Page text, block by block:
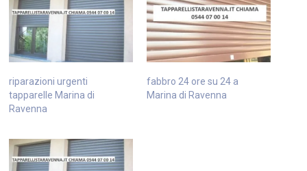
riparazioni urgenti
tapparelle Marina di
Ravenna
fabbro 24 ore su 24 a
Marina di Ravenna